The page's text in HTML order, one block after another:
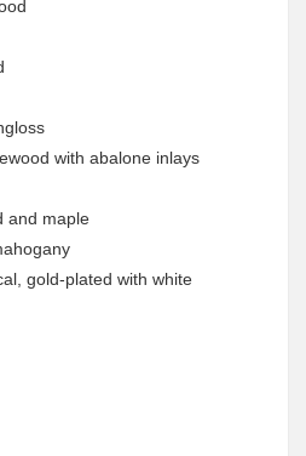
with abalone inlays
and maple
gold-plated with white